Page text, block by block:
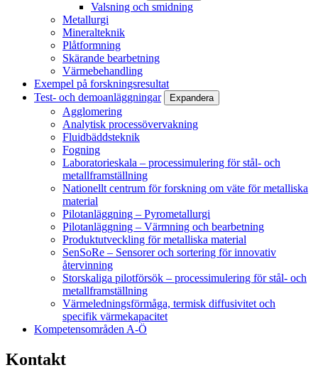
Valsning och smidning
Metallurgi
Mineralteknik
Plåtformning
Skärande bearbetning
Värmebehandling
Exempel på forskningsresultat
Test- och demoanläggningar
Expandera
Agglomering
Analytisk processövervakning
Fluidbäddsteknik
Fogning
Laboratorieskala – processimulering för stål- och
metallframställning
Nationellt centrum för forskning om väte för metalliska
material
Pilotanläggning – Pyrometallurgi
Pilotanläggning – Värmning och bearbetning
Produktutveckling för metalliska material
SenSoRe – Sensorer och sortering för innovativ
återvinning
Storskaliga pilotförsök – processimulering för stål- och
metallframställning
Värmeledningsförmåga, termisk diffusivitet och
specifik värmekapacitet
Kompetensområden A-Ö
Kontakt